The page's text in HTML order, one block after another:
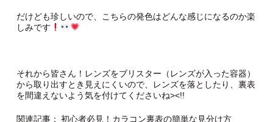
だけども珍しいので、こちらの発色はどんな感じになるのか楽
しみです
それから皆さん！レンズをブリスター（レンズが入った容器）
から取り出すとき見えにくいので、レンズを落としたり、裏表
を間違えないよう気を付けてくださいね><!!
関連記事： 初心者必見！カラコン裏表の簡単な見分け方